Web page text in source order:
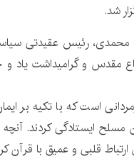
شد.
مقدس و گرامیداشت یاد و
است که با تکیه بر
مسلح ایستادگی کردند.
قلبی و عمیق با قرآن